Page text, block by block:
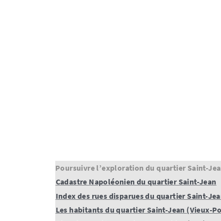
Poursuivre l’exploration du quartier Saint-
Cadastre Napoléonien du quartier Saint-Jean
Index des rues disparues du quartier Saint-
Les habitants du quartier Saint-Jean (Vieux-